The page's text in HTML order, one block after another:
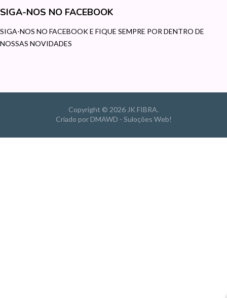
SIGA-NOS NO FACEBOOK
SIGA-NOS NO FACEBOOK E FIQUE SEMPRE POR DENTRO DE
NOSSAS NOVIDADES
Copyright © 2026 JK FIBRA.
Criado por DMAWD - Suloções Web!